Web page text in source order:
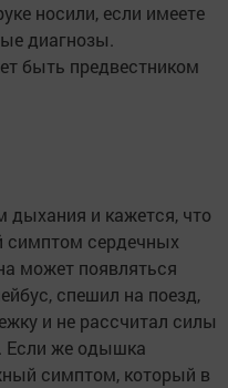
носили, если имеете
диагнозы.
быть предвестником
дыхания и кажется, что
симптом сердечных
может появляться
спешил на поезд,
и не рассчитал силы
Если же одышка
симптом, который в